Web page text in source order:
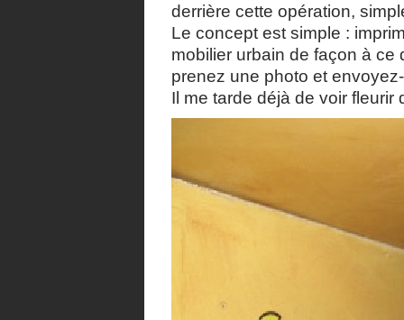
derrière cette opération,
Le concept est simple :
mobilier urbain de façon à ce
prenez une photo et
Il me tarde déjà de voir